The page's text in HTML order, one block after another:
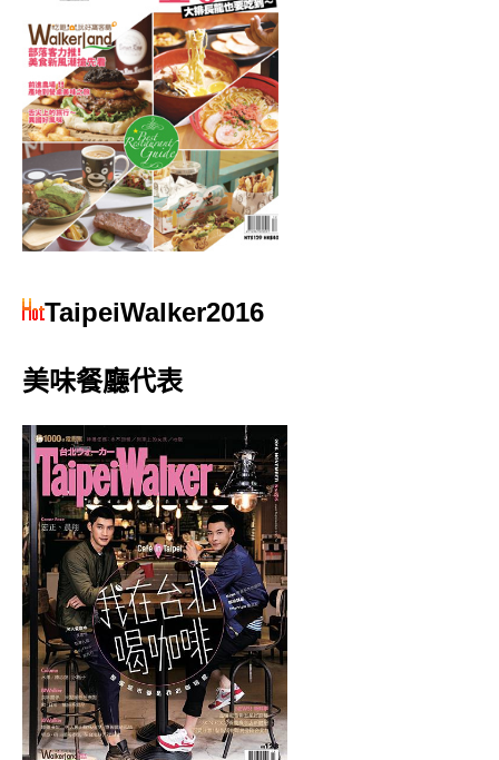
TaipeiWalker2016
美味餐廳代表